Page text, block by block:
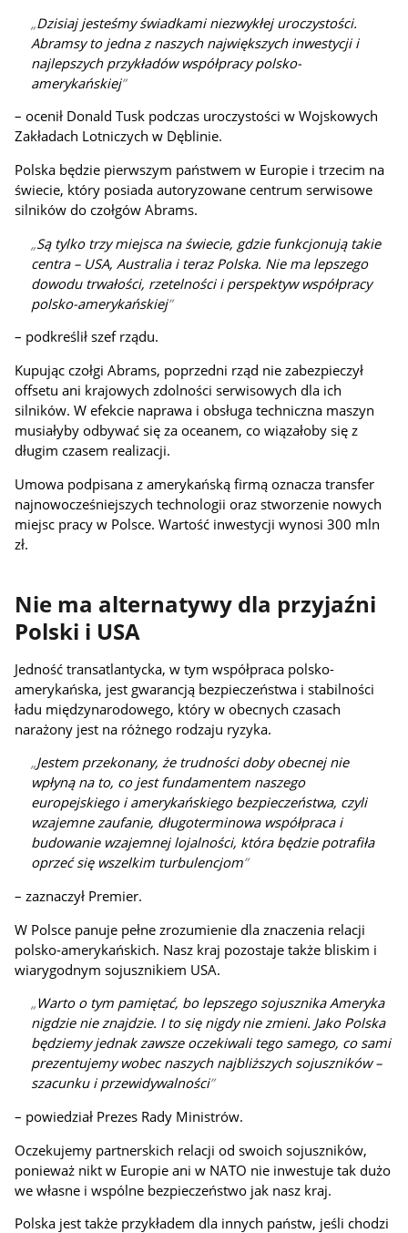
Dzisiaj jesteśmy świadkami niezwykłej uroczystości.
Abramsy to jedna z naszych największych inwestycji i
najlepszych przykładów współpracy polsko-
amerykańskiej
– ocenił Donald Tusk podczas uroczystości w Wojskowych
Zakładach Lotniczych w Dęblinie.
Polska będzie pierwszym państwem w Europie i trzecim na
świecie, który posiada autoryzowane centrum serwisowe
silników do czołgów Abrams.
Są tylko trzy miejsca na świecie, gdzie funkcjonują takie
centra – USA, Australia i teraz Polska. Nie ma lepszego
dowodu trwałości, rzetelności i perspektyw współpracy
polsko-amerykańskiej
– podkreślił szef rządu.
Kupując czołgi Abrams, poprzedni rząd nie zabezpieczył
offsetu ani krajowych zdolności serwisowych dla ich
silników. W efekcie naprawa i obsługa techniczna maszyn
musiałyby odbywać się za oceanem, co wiązałoby się z
długim czasem realizacji.
Umowa podpisana z amerykańską firmą oznacza transfer
najnowocześniejszych technologii oraz stworzenie nowych
miejsc pracy w Polsce. Wartość inwestycji wynosi 300 mln
zł.
Nie ma alternatywy dla przyjaźni
Polski i USA
Jedność transatlantycka, w tym współpraca polsko-
amerykańska, jest gwarancją bezpieczeństwa i stabilności
ładu międzynarodowego, który w obecnych czasach
narażony jest na różnego rodzaju ryzyka.
Jestem przekonany, że trudności doby obecnej nie
wpłyną na to, co jest fundamentem naszego
europejskiego i amerykańskiego bezpieczeństwa, czyli
wzajemne zaufanie, długoterminowa współpraca i
budowanie wzajemnej lojalności, która będzie potrafiła
oprzeć się wszelkim turbulencjom
– zaznaczył Premier.
W Polsce panuje pełne zrozumienie dla znaczenia relacji
polsko-amerykańskich. Nasz kraj pozostaje także bliskim i
wiarygodnym sojusznikiem USA.
Warto o tym pamiętać, bo lepszego sojusznika Ameryka
nigdzie nie znajdzie. I to się nigdy nie zmieni. Jako Polska
będziemy jednak zawsze oczekiwali tego samego, co sami
prezentujemy wobec naszych najbliższych sojuszników –
szacunku i przewidywalności
– powiedział Prezes Rady Ministrów.
Oczekujemy partnerskich relacji od swoich sojuszników,
ponieważ nikt w Europie ani w NATO nie inwestuje tak dużo
we własne i wspólne bezpieczeństwo jak nasz kraj.
Polska jest także przykładem dla innych państw, jeśli chodzi